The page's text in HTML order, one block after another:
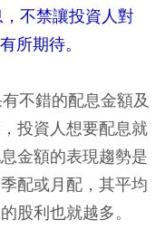
不禁讓投資人對
所期待。
不錯的配息金額及
投資人想要配息就
金額的表現趨勢是
配或月配，其平均
股利也就越多。